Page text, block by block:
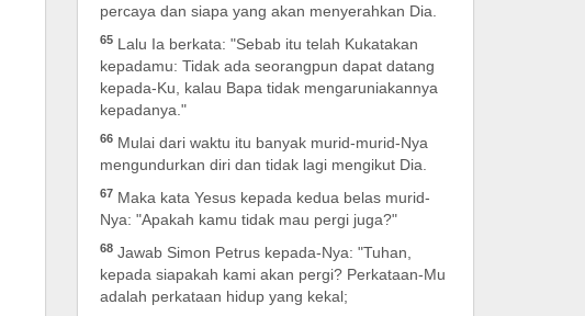
percaya dan siapa yang akan menyerahkan Dia.
65 Lalu Ia berkata: "Sebab itu telah Kukatakan
kepadamu: Tidak ada seorangpun dapat datang
kepada-Ku, kalau Bapa tidak mengaruniakannya
kepadanya."
66 Mulai dari waktu itu banyak murid-murid-Nya
mengundurkan diri dan tidak lagi mengikut Dia.
67 Maka kata Yesus kepada kedua belas murid-
Nya: "Apakah kamu tidak mau pergi juga?"
68 Jawab Simon Petrus kepada-Nya: "Tuhan,
kepada siapakah kami akan pergi? Perkataan-Mu
adalah perkataan hidup yang kekal;